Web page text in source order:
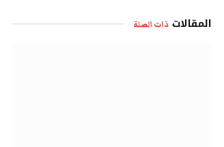
المقالات ذات الصلة